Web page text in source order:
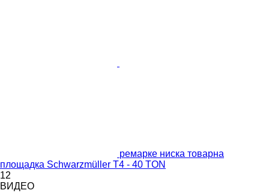
ремарке ниска товарна
площадка Schwarzmüller T4 - 40 TON
12
ВИДЕО